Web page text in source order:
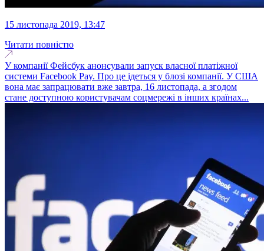
15 листопада 2019, 13:47
Читати повністю
У компанії Фейсбук анонсували запуск власної платіжної
системи Facebook Pay. Про це ідеться у блозі компанії. У США
вона має запрацювати вже завтра, 16 листопада, а згодом
стане доступною користувачам соцмережі в інших країнах...